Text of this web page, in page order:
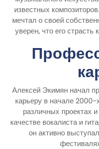
известных
мечтал о своей
уверен, что его страсть
Алексей Экимян начал
карьеру в начале
различных проектах
качестве вокалиста и
он активно